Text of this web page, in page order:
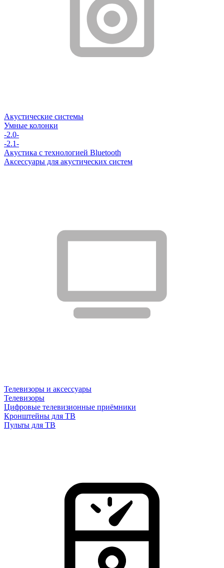
Акустические системы
Умные колонки
-2.0-
-2.1-
Акустика с технологией Bluetooth
Аксессуары для акустических систем
Телевизоры и аксессуары
Телевизоры
Цифровые телевизионные приёмники
Кронштейны для ТВ
Пульты для ТВ